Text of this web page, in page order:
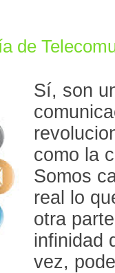
de
Sí, son
como la
Somos
real lo
otra
infinidad
vez,